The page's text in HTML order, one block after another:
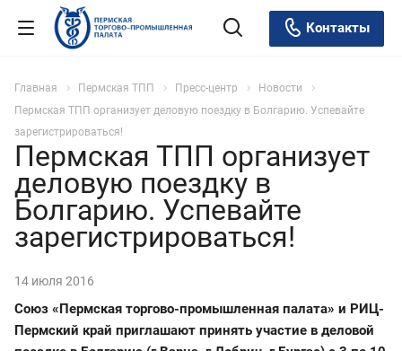
Контакты
Главная Пермская ТПП Пресс-центр
Новости
Пермская ТПП организует деловую поездку в Болгарию. Успевайте
зарегистрироваться!
Пермская ТПП организует
деловую поездку в
Болгарию. Успевайте
зарегистрироваться!
14 июля 2016
Союз «Пермская торгово-промышленная палата» и РИЦ-
Пермский край приглашают принять участие в деловой